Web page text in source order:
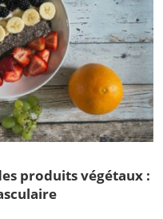
produits végétaux :